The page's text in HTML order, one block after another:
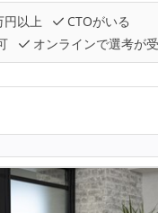
円以上
CTOがいる
オンラインで選考が